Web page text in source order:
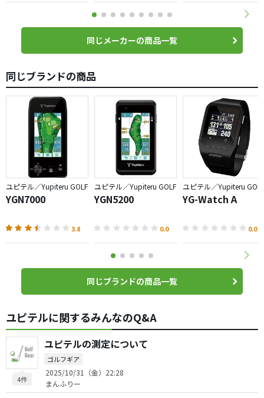
しかしパター数なども同様なため、かえって遅くなったり
することも有るので、スマホアプリのような入力方法に改
善すべきだとは思います。
うための距離計測、当然ながらコース攻略のお供として、
とても優れていると思いますし、一般的な通販などでの販
売価格から見ると、コストパフォマンスはピカイチだと思
っています。
スマホアプリ、他社製品を利用してきての感想でした。
同じメーカーの商品一覧
同じブランドの商品
ユピテル／Yupiteru GOLF
YGN7000
3.8
ユピテル／Yupiteru GOLF
YGN5200
0.0
ユピテル／Yupiteru GOLF
YG-Watch A
0.0
同じブランドの商品一覧
ユピテルに関するみんなのQ&A
4件
ユピテルの測定について
ゴルフギア
2025/10/31（金）22:28
まんふりー